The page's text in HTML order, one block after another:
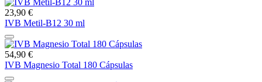
23,90 €
IVB Metil-B12 30 ml
54,90 €
IVB Magnesio Total 180 Cápsulas